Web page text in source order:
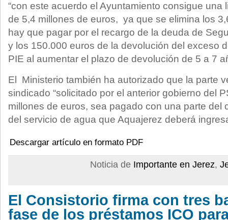
“con este acuerdo el Ayuntamiento consigue una
de 5,4 millones de euros, ya que se elimina los
hay que pagar por el recargo de la deuda de
y los 150.000 euros de la devolución del exceso
PIE al aumentar el plazo de devolución de 5 a 7
El Ministerio también ha autorizado que la parte
sindicado “solicitado por el anterior gobierno del
millones de euros, sea pagado con una parte del
del servicio de agua que Aquajerez deberá
Descargar artículo en formato PDF
Noticia de Importante en Jerez,
El Consistorio firma con tres
fase de los préstamos ICO